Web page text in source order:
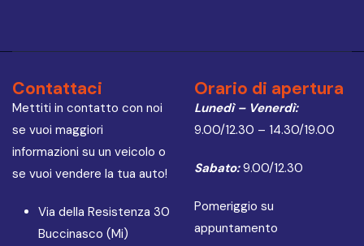
Contattaci
Mettiti in contatto con noi
se vuoi maggiori
informazioni su un veicolo o
se vuoi vendere la tua auto!
Via della Resistenza 30
Buccinasco (Mi)
Orario di apertura
Lunedì – Venerdì:
9.00/12.30 – 14.30/19.00
Sabato:9.00/12.30
Pomeriggio su
appuntamento